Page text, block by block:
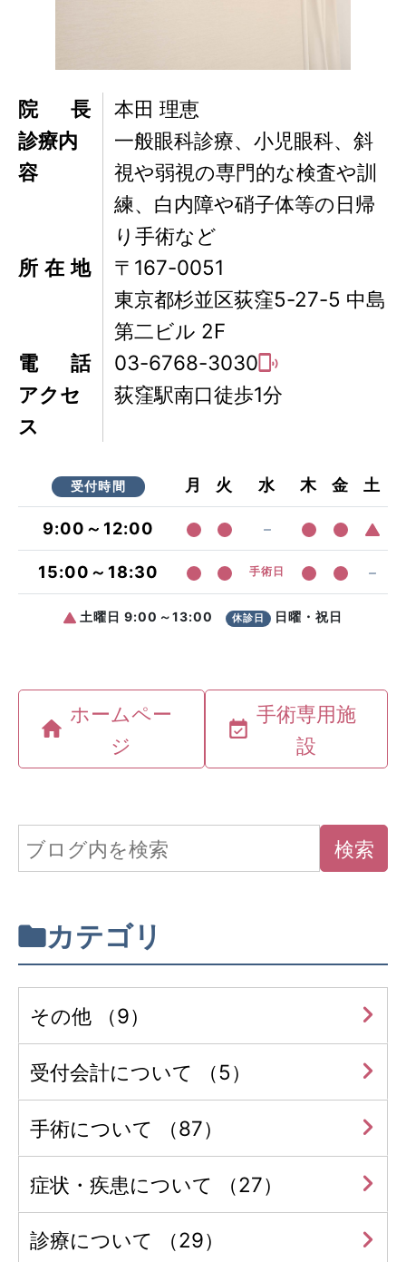
院長
本田 理恵
診療内
容
一般眼科診療、小児眼科、斜
視や弱視の専門的な検査や訓
練、白内障や硝子体等の日帰
り手術など
所在地
〒167-0051
東京都杉並区荻窪5-27-5 中島
第二ビル 2F
電話
03-6768-3030
アクセ
ス
荻窪駅南口徒歩1分
ホームペー
ジ
手術専用施
設
カテゴリ
その他 （9）
受付会計について （5）
手術について （87）
症状・疾患について （27）
診療について （29）